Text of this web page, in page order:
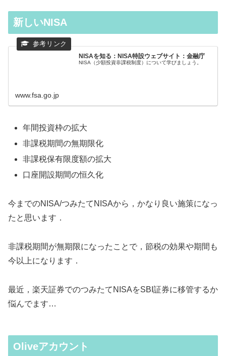
新しいNISA
NISAを知る：NISA特設ウェブサイト：金融庁
NISA（少額投資非課税制度）について学びましょう。
www.fsa.go.jp
年間投資枠の拡大
非課税期間の無期限化
非課税保有限度額の拡大
口座開設期間の恒久化
今までのNISA/つみたてNISAから，かなり良い施策になっ
たと思います．
非課税期間が無期限になったことで，節税の効果や期間も
今以上になります．
最近，楽天証券でのつみたてNISAをSBI証券に移管するか
悩んでます…
Oliveアカウント